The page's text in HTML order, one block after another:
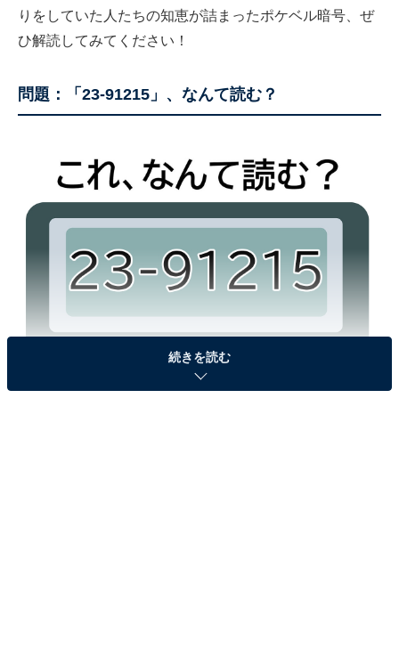
りをしていた人たちの知恵が詰まったポケベル暗号、ぜ
ひ解読してみてください！
問題：「23-91215」、なんて読む？
続きを読む